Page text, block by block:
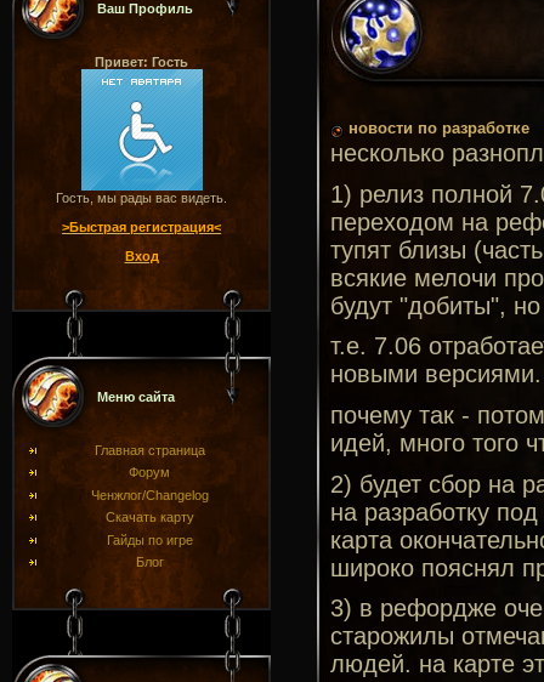
Ваш Профиль
Привет: Гость
Гость, мы рады вас видеть.
>Быстрая регистрация<
Вход
Меню сайта
Главная страница
Форум
Ченжлог/Changelog
Скачать карту
Гайды по игре
Блог
новости по разработке
несколько
1) релиз полной
переходом на
тупят близы
всякие мелочи
будут "добиты",
т.е. 7.06
новыми версиями.
почему так -
идей, много того
2) будет сбор на
на разработку
карта
широко пояснял
3) в рефордже
старожилы
людей. на карте